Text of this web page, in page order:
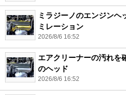
ミラジーノのエンジンヘ
ミレーション
2026/8/6 16:52
エアクリーナーの汚れ
のヘッド
2026/8/6 16:52